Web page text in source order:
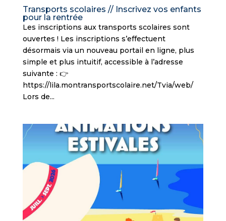
Transports scolaires // Inscrivez vos enfants
pour la rentrée
Les inscriptions aux transports scolaires sont
ouvertes ! Les inscriptions s’effectuent
désormais via un nouveau portail en ligne, plus
simple et plus intuitif, accessible à l’adresse
suivante : 👉
https://lila.montransportscolaire.net/Tvia/web/
Lors de...